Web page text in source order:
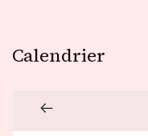
Calendrier